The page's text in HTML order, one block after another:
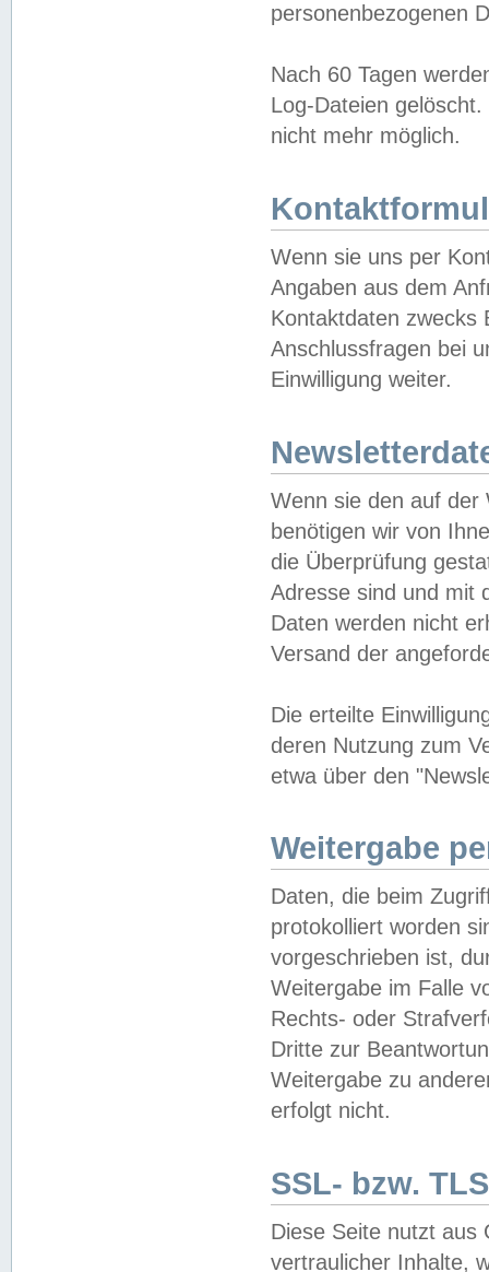
personenbezogenen
Nach 60 Tagen
Log-Dateien
nicht mehr möglich.
Wenn sie uns per
Angaben aus dem
Kontaktdaten zwecks
Anschlussfragen bei
Einwilligung weiter.
Wenn sie den auf der
benötigen wir von
die Überprüfung
Adresse sind und mit
Daten werden nicht
Versand der
Die erteilte
deren Nutzung zum
etwa über den
Weitergabe
Daten, die beim
protokolliert worden
vorgeschrieben ist,
Weitergabe im Falle
Rechts- oder
Dritte zur
Weitergabe zu
erfolgt nicht.
SSL- bzw.
Diese Seite nutzt aus
vertraulicher Inhalte,